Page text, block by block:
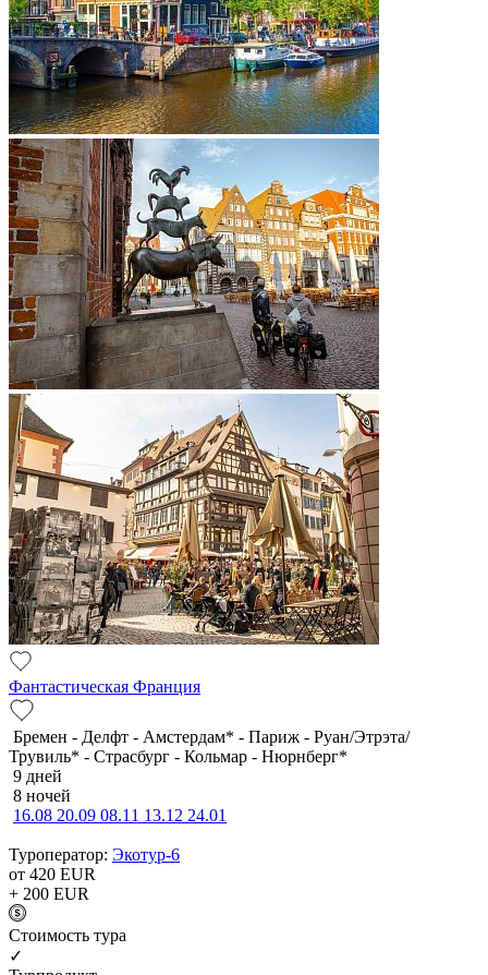
Фантастическая Франция
Бремен - Делфт - Амстердам* - Париж - Руан/Этрэта/
Трувиль* - Страсбург - Кольмар - Нюрнберг*
9 дней
8 ночей
16.08 20.09 08.11 13.12 24.01
Туроператор: Экотур-6
от 420 EUR
+ 200 EUR
Cтоимость тура
✓